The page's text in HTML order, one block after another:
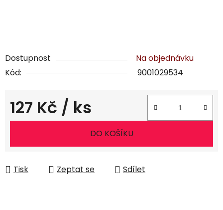
Dostupnost
Na objednávku
Kód:
9001029534
127 Kč / ks
Měrná cena:
DO KOŠÍKU
Tisk Zeptat se Sdílet